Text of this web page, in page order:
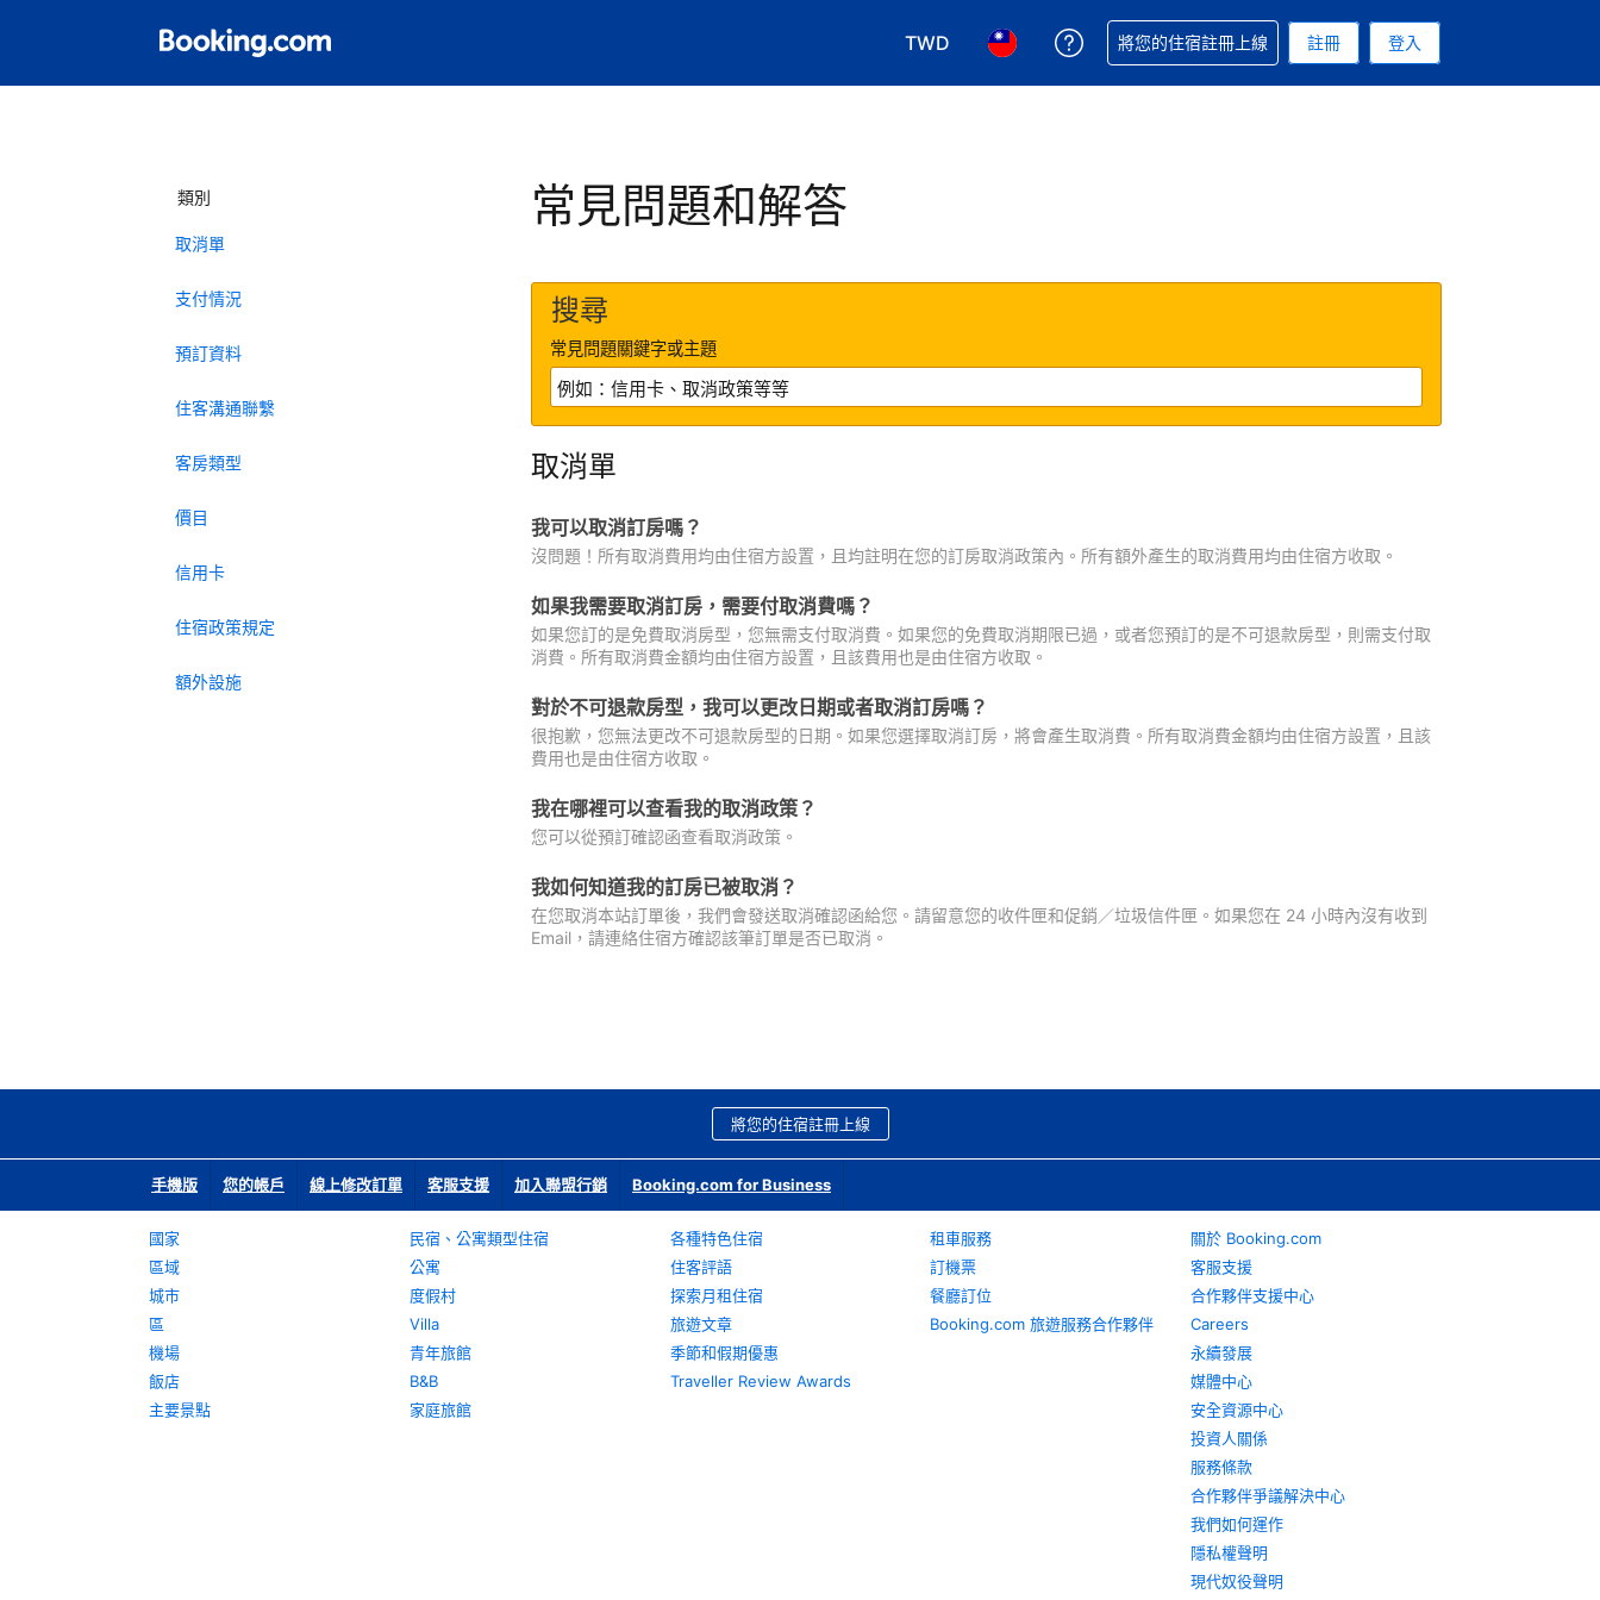
TWD
選擇您使用的幣別. 您現在所使用的幣別為新台幣
選擇您使用的語言. 您目前所選的語言是繁體中文
取得訂單相關協助
將您的住宿註冊上線 註冊 登入
類別
取消單
支付情況
預訂資料
住客溝通聯繫
客房類型
價目
信用卡
住宿政策規定
額外設施
常見問題和解答
搜尋
常見問題關鍵字或主題
取消單
我可以取消訂房嗎？
沒問題！所有取消費用均由住宿方設置，且均註明在您的訂房取消政策內。所有額外產生的取消費用均由住宿方收取。
如果我需要取消訂房，需要付取消費嗎？
如果您訂的是免費取消房型，您無需支付取消費。如果您的免費取消期限已過，或者您預訂的是不可退款房型，則需支付取
消費。所有取消費金額均由住宿方設置，且該費用也是由住宿方收取。
對於不可退款房型，我可以更改日期或者取消訂房嗎？
很抱歉，您無法更改不可退款房型的日期。如果您選擇取消訂房，將會產生取消費。所有取消費金額均由住宿方設置，且該
費用也是由住宿方收取。
我在哪裡可以查看我的取消政策？
您可以從預訂確認函查看取消政策。
我如何知道我的訂房已被取消？
在您取消本站訂單後，我們會發送取消確認函給您。請留意您的收件匣和促銷／垃圾信件匣。如果您在 24 小時內沒有收到
Email，請連絡住宿方確認該筆訂單是否已取消。
將您的住宿註冊上線
手機版 您的帳戶 線上修改訂單 客服支援 加入聯盟行銷 Booking.com for Business
國家
區域
城市
區
機場
飯店
主要景點
民宿、公寓類型住宿
公寓
度假村
Villa
青年旅館
B&B
家庭旅館
各種特色住宿
住客評語
探索月租住宿
旅遊文章
季節和假期優惠
Traveller Review Awards
租車服務
訂機票
餐廳訂位
Booking.com 旅遊服務合作夥伴
關於 Booking.com
客服支援
合作夥伴支援中心
Careers
永續發展
媒體中心
安全資源中心
投資人關係
服務條款
合作夥伴爭議解決中心
我們如何運作
隱私權聲明
現代奴役聲明